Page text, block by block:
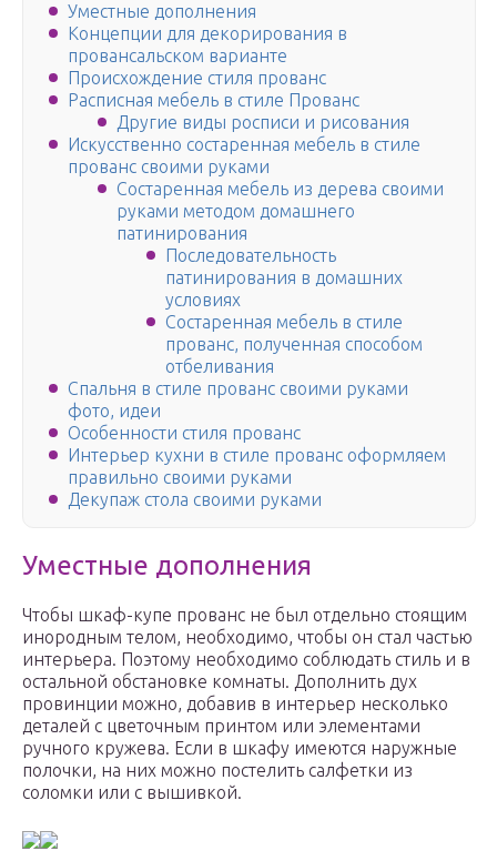
Уместные дополнения
Концепции для декорирования в
провансальском варианте
Происхождение стиля прованс
Расписная мебель в стиле Прованс
Другие виды росписи и рисования
Искусственно состаренная мебель в стиле
прованс своими руками
Состаренная мебель из дерева своими
руками методом домашнего
патинирования
Последовательность
патинирования в домашних
условиях
Состаренная мебель в стиле
прованс, полученная способом
отбеливания
Спальня в стиле прованс своими руками
фото, идеи
Особенности стиля прованс
Интерьер кухни в стиле прованс оформляем
правильно своими руками
Декупаж стола своими руками
Уместные дополнения
Чтобы шкаф-купе прованс не был отдельно стоящим
инородным телом, необходимо, чтобы он стал частью
интерьера. Поэтому необходимо соблюдать стиль и в
остальной обстановке комнаты. Дополнить дух
провинции можно, добавив в интерьер несколько
деталей с цветочным принтом или элементами
ручного кружева. Если в шкафу имеются наружные
полочки, на них можно постелить салфетки из
соломки или с вышивкой.